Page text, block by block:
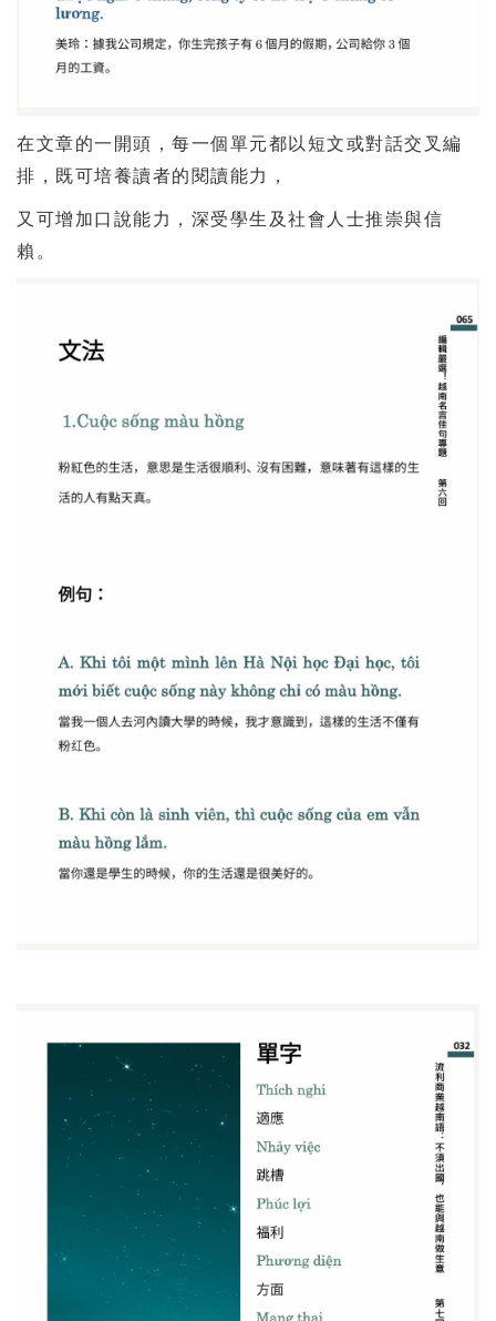
在文章的一開頭，每一個單元都以短文或對話交叉編
排，既可培養讀者的閱讀能力，
又可增加口說能力，深受學生及社會人士推崇與信
賴。